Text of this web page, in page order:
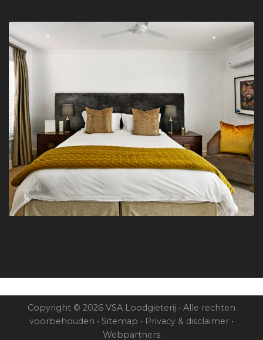
Copyright © 2026 VSA Loodgieterij • Alle rechten
voorbehouden • Sitemap • Privacy & disclaimer •
Webpartners